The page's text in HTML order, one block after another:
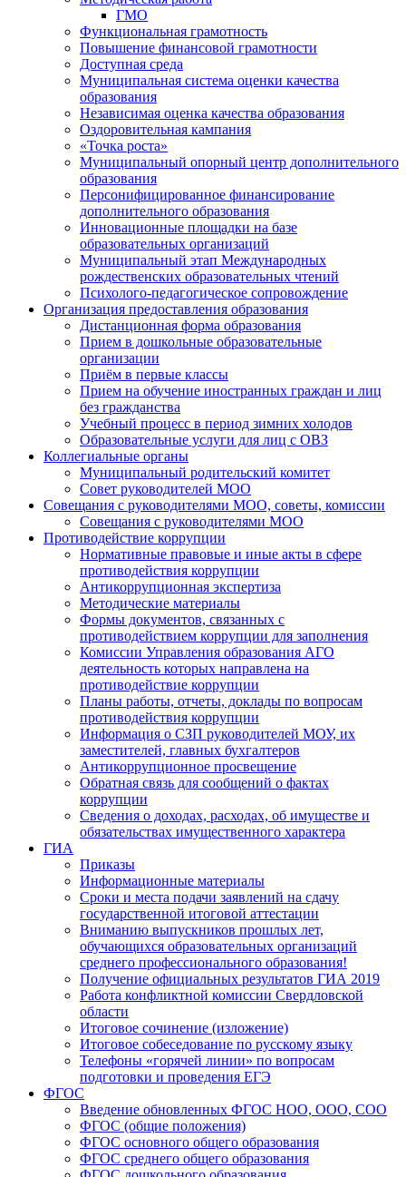
ГМО
Функциональная грамотность
Повышение финансовой грамотности
Доступная среда
Муниципальная система оценки качества
образования
Независимая оценка качества образования
Оздоровительная кампания
«Точка роста»
Муниципальный опорный центр дополнительного
образования
Персонифицированное финансирование
дополнительного образования
Инновационные площадки на базе
образовательных организаций
Муниципальный этап Международных
рождественских образовательных чтений
Психолого-педагогическое сопровождение
Организация предоставления образования
Дистанционная форма образования
Прием в дошкольные образовательные
организации
Приём в первые классы
Прием на обучение иностранных граждан и лиц
без гражданства
Учебный процесс в период зимних холодов
Образовательные услуги для лиц с ОВЗ
Коллегиальные органы
Муниципальный родительский комитет
Совет руководителей МОО
Совещания с руководителями МОО, советы, комиссии
Совещания с руководителями МОО
Противодействие коррупции
Нормативные правовые и иные акты в сфере
противодействия коррупции
Антикоррупционная экспертиза
Методические материалы
Формы документов, связанных с
противодействием коррупции для заполнения
Комиссии Управления образования АГО
деятельность которых направлена на
противодействие коррупции
Планы работы, отчеты, доклады по вопросам
противодействия коррупции
Информация о СЗП руководителей МОУ, их
заместителей, главных бухгалтеров
Антикоррупционное просвещение
Обратная связь для сообщений о фактах
коррупции
Сведения о доходах, расходах, об имуществе и
обязательствах имущественного характера
ГИА
Приказы
Информационные материалы
Сроки и места подачи заявлений на сдачу
государственной итоговой аттестации
Вниманию выпускников прошлых лет,
обучающихся образовательных организаций
среднего профессионального образования!
Получение официальных результатов ГИА 2019
Работа конфликтной комиссии Свердловской
области
Итоговое сочинение (изложение)
Итоговое собеседование по русскому языку
Телефоны «горячей линии» по вопросам
подготовки и проведения ЕГЭ
ФГОС
Введение обновленных ФГОС НОО, ООО, СОО
ФГОС (общие положения)
ФГОС основного общего образования
ФГОС среднего общего образования